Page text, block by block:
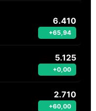
6.410
+65,94
5.125
+0,00
2.710
+60,00